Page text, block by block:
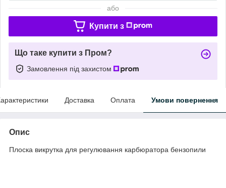
або
Купити з
Що таке купити з Пром?
Замовлення під захистом
Доставка Оплата Умови повернення
Опис
Плоска викрутка для регулювання карбюратора бензопили